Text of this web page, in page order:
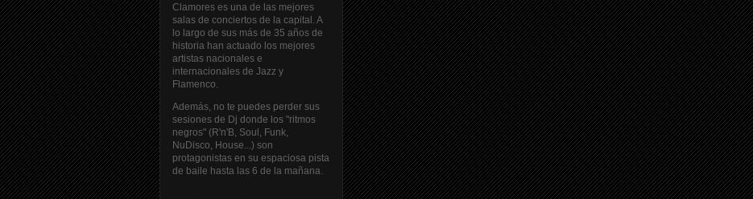
Clamores es una de las mejores
salas de conciertos de la capital. A
lo largo de sus más de 35 años de
historia han actuado los mejores
artistas nacionales e
internacionales de Jazz y
Flamenco.
Además, no te puedes perder sus
sesiones de Dj donde los "ritmos
negros" (R'n'B, Soul, Funk,
NuDisco, House...) son
protagonistas en su espaciosa pista
de baile hasta las 6 de la mañana.